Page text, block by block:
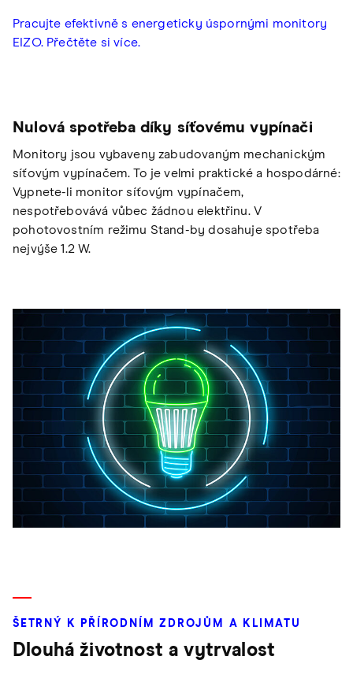
Pracujte efektivně s energeticky úspornými monitory
EIZO. Přečtěte si více.
Nulová spotřeba díky síťovému vypínači
Monitory jsou vybaveny zabudovaným mechanickým
síťovým vypínačem. To je velmi praktické a hospodárné:
Vypnete-li monitor síťovým vypínačem,
nespotřebovává vůbec žádnou elektřinu. V
pohotovostním režimu Stand-by dosahuje spotřeba
nejvýše 1.2 W.
ŠETRNÝ K PŘÍRODNÍM ZDROJŮM A KLIMATU
Dlouhá životnost a vytrvalost